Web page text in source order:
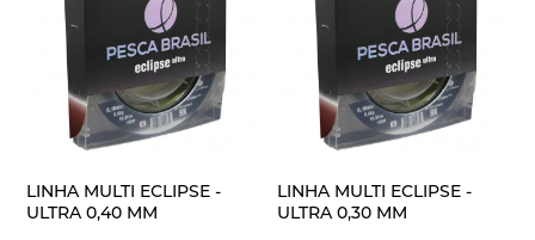
LINHA MULTI ECLIPSE -
ULTRA 0,40 MM
LINHA MULTI ECLIPSE -
ULTRA 0,30 MM